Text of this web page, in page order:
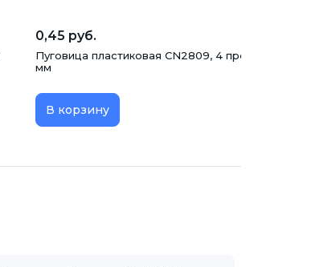
0,45 руб.
Пуговица пластиковая CN2809, 4 прокола, желтая,
мм
В корзину